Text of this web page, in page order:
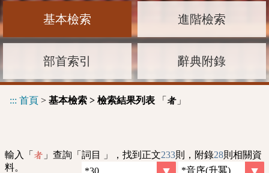
基本檢索 進階檢索
部首索引 辭典附錄
::: 首頁 > 基本檢索 > 檢索結果列表 「 者 」
輸入「 者 」查詢「詞目 」，找到正文233則，附錄28則相關資
料。